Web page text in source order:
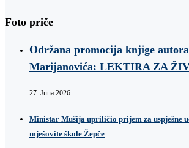
Foto priče
Održana promocija knjige
Marijanovića: LEKTIRA ZA
27. Juna 2026.
Ministar Mušija upriličio prijem za uspješne
mješovite škole Žepče